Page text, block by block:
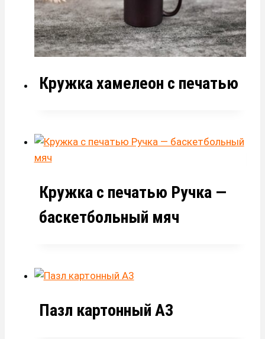
Кружка хамелеон с печатью
Кружка с печатью Ручка —
баскетбольный мяч
Пазл картонный А3